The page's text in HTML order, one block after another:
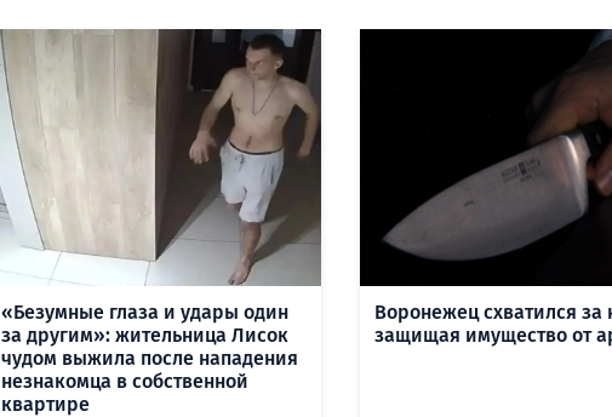
«Безумные глаза и удары один
за другим»: жительница Лисок
чудом выжила после нападения
незнакомца в собственной
квартире
Воронежец схватился за
защищая имущество от